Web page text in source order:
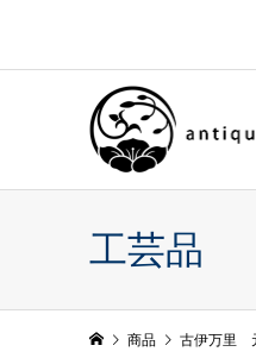
工芸品
商品 古伊万里